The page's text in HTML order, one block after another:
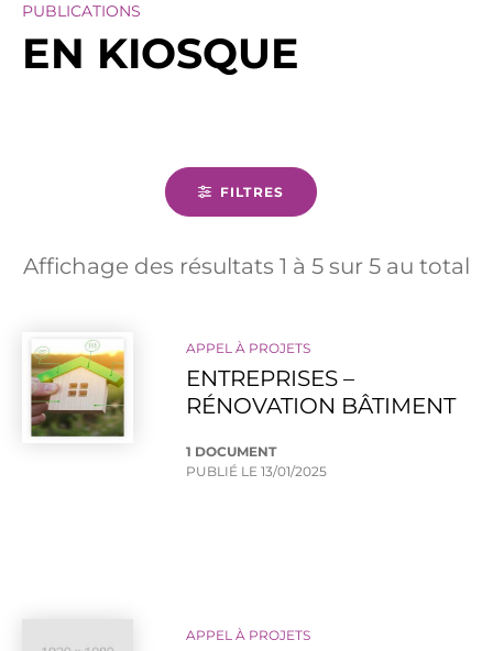
PUBLICATIONS
EN KIOSQUE
FILTRES
Affichage des résultats 1 à 5 sur 5 au total
APPEL À PROJETS
ENTREPRISES –
RÉNOVATION BÂTIMENT
1 DOCUMENT
PUBLIÉ LE 13/01/2025
APPEL À PROJETS